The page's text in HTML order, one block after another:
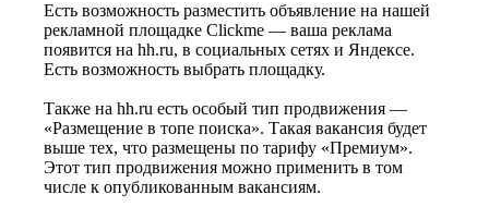
Есть возможность разместить объявление на нашей
рекламной площадке Clickme — ваша реклама
появится на hh.ru, в социальных сетях и Яндексе.
Есть возможность выбрать площадку.
Также на hh.ru есть особый тип продвижения —
«Размещение в топе поиска». Такая вакансия будет
выше тех, что размещены по тарифу «Премиум».
Этот тип продвижения можно применить в том
числе к опубликованным вакансиям.